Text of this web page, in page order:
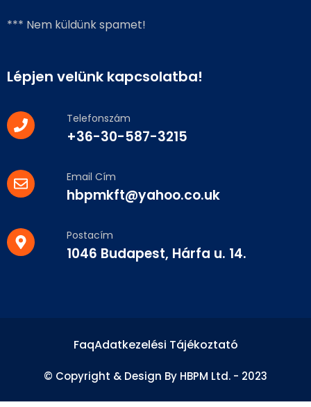
*** Nem küldünk spamet!
Lépjen velünk kapcsolatba!
Telefonszám
+36-30-587-3215
Email Cím
hbpmkft@yahoo.co.uk
Postacím
1046 Budapest, Hárfa u. 14.
© Copyright & Design By HBPM Ltd. - 2023
FaqAdatkezelési Tájékoztató